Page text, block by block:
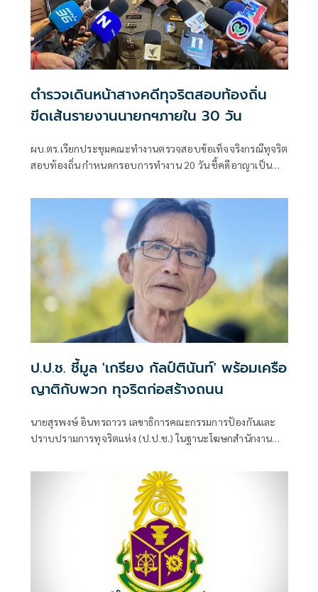
ตำรวจเดินหน้าสางคดีทุจริตสอบท้องถิ่น
ขีดเส้นรายงานนายกฯภายใน 30 วัน
ผบ.ตร.เรียกประชุมคณะทำงานตรวจสอบข้อเท็จจริงกรณีทุจริต
สอบท้องถิ่น กำหนดกรอบการทำงาน 20 วัน ชี้คดีอาญาเป็น
ป.ป.ช. ชี้มูล 'เกรียง กัลป์ตินันท์' พร้อมเครือ
ญาติกับพวก ทุจริตก่อสร้างถนน
นายสุรพงษ์ อินทรถาวร เลขาธิการคณะกรรมการป้องกันและ
ปราบปรามการทุจริตแห่ง (ป.ป.ช.) ในฐานะโฆษกสำนักงาน
รจนา กัลป์ตินันท์ เมื่อครั้งดำรงตำแหน่งนายกเทศมนตรีนคร
อุบลราชธานี จังหวัดอุบลราชธานี